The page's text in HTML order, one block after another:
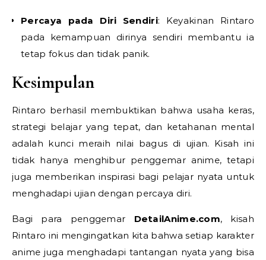
Percaya pada Diri Sendiri: Keyakinan Rintaro
pada kemampuan dirinya sendiri membantu ia
tetap fokus dan tidak panik.
Kesimpulan
Rintaro berhasil membuktikan bahwa usaha keras,
strategi belajar yang tepat, dan ketahanan mental
adalah kunci meraih nilai bagus di ujian. Kisah ini
tidak hanya menghibur penggemar anime, tetapi
juga memberikan inspirasi bagi pelajar nyata untuk
menghadapi ujian dengan percaya diri.
Bagi para penggemar DetailAnime.com, kisah
Rintaro ini mengingatkan kita bahwa setiap karakter
anime juga menghadapi tantangan nyata yang bisa